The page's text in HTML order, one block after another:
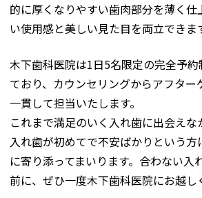
的に厚くなりやすい歯肉部分を薄く
い使用感と美しい見た目を両立できま
木下歯科医院は1日5名限定の完全予
ており、カウンセリングからアフター
一貫して担当いたします。
これまで満足のいく入れ歯に出会えな
入れ歯が初めてで不安ばかりという
に寄り添ってまいります。合わない入
前に、ぜひ一度木下歯科医院にお越し